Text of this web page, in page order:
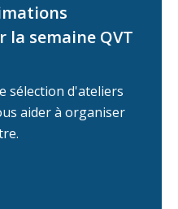
semaine QVT
sélection d'ateliers
aider à organiser